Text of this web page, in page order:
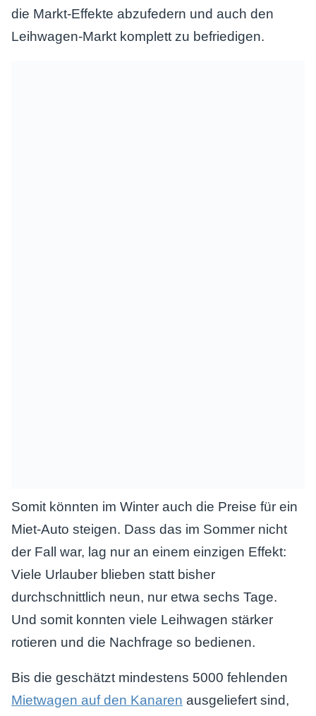
die Markt-Effekte abzufedern und auch den
Leihwagen-Markt komplett zu befriedigen.
Somit könnten im Winter auch die Preise für ein
Miet-Auto steigen. Dass das im Sommer nicht
der Fall war, lag nur an einem einzigen Effekt:
Viele Urlauber blieben statt bisher
durchschnittlich neun, nur etwa sechs Tage.
Und somit konnten viele Leihwagen stärker
rotieren und die Nachfrage so bedienen.
Bis die geschätzt mindestens 5000 fehlenden
Mietwagen auf den Kanaren ausgeliefert sind,